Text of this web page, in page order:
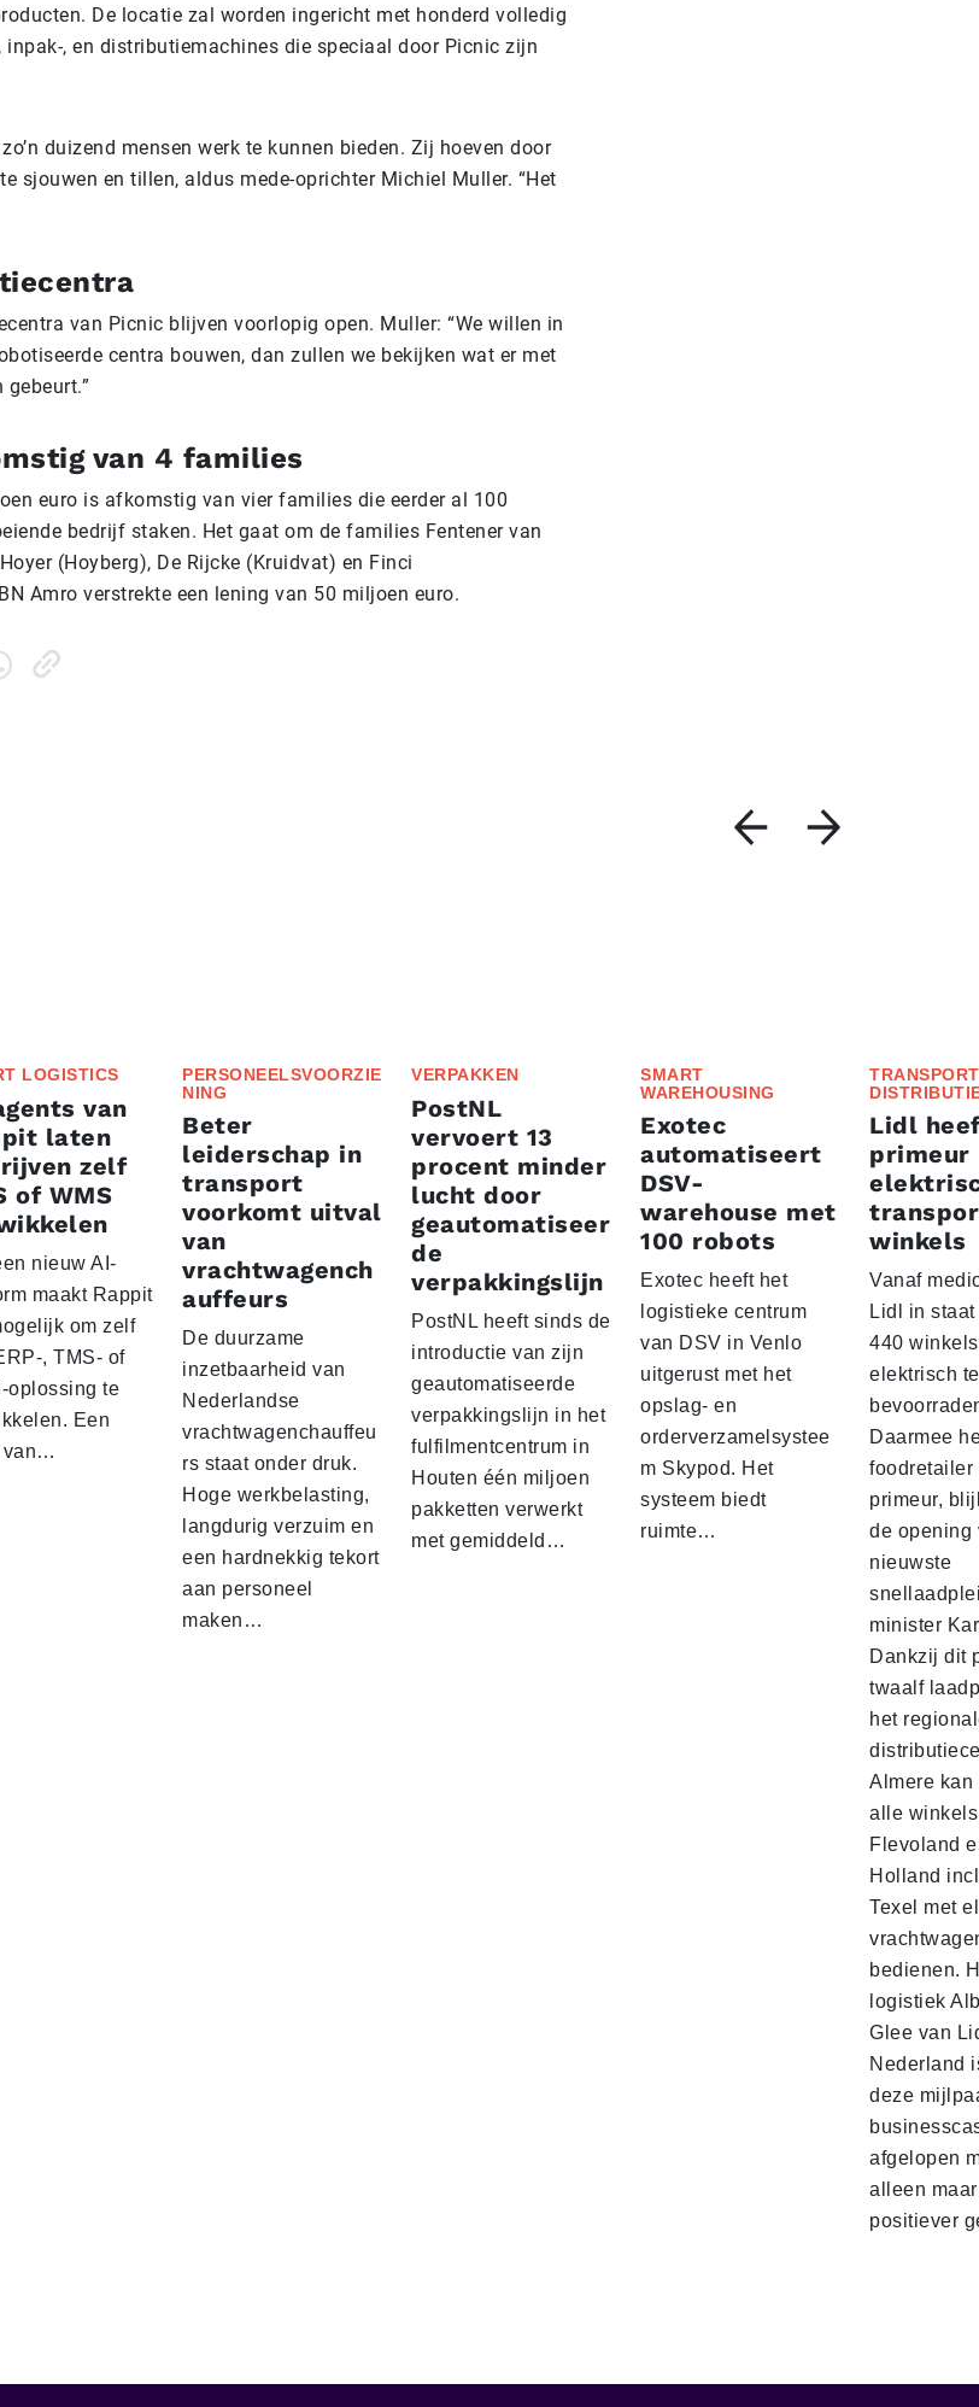
De locatie zal worden ingericht met honderd volledig
inpak-, en distributiemachines die speciaal door Picnic zijn
duizend mensen werk te kunnen bieden. Zij hoeven door
sjouwen en tillen, aldus mede-oprichter Michiel Muller. “Het
van Picnic blijven voorlopig open. Muller: “We willen in
centra bouwen, dan zullen we bekijken wat er met
van 4 families
euro is afkomstig van vier families die eerder al 100
bedrijf staken. Het gaat om de families Fentener van
(Hoyberg), De Rijcke (Kruidvat) en Finci
Amro verstrekte een lening van 50 miljoen euro.
LOGISTICS
van
laten
zelf
of WMS
nieuw AI-
maakt Rappit
om zelf
, TMS- of
oplossing te
Een
van…
PERSONEELSVOORZIE
NING
Beter
leiderschap in
transport
voorkomt uitval
van
vrachtwagench
auffeurs
De duurzame
inzetbaarheid van
Nederlandse
vrachtwagenchauffeu
rs staat onder druk.
Hoge werkbelasting,
langdurig verzuim en
een hardnekkig tekort
aan personeel
maken…
VERPAKKEN
PostNL
vervoert 13
procent minder
lucht door
geautomatiseer
de
verpakkingslijn
PostNL heeft sinds de
introductie van zijn
geautomatiseerde
verpakkingslijn in het
fulfilmentcentrum in
Houten één miljoen
pakketten verwerkt
met gemiddeld…
SMART
WAREHOUSING
Exotec
automatiseert
DSV-
warehouse met
100 robots
Exotec heeft het
logistieke centrum
van DSV in Venlo
uitgerust met het
opslag- en
orderverzamelsystee
m Skypod. Het
systeem biedt
ruimte…
Lidl
primeur
winkels
Vanaf
Lidl in
440 winkels
elektrisch te
Daarmee
foodretailer
primeur,
de opening
nieuwste
minister
Dankzij dit
twaalf
het
Almere
alle
Flevoland
Holland
Texel met
bedienen.
logistiek
Glee van
Nederland
deze
afgelopen
alleen maar
positiever